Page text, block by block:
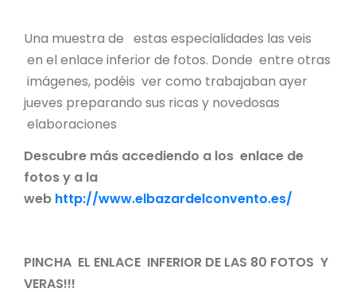
Una muestra de estas especialidades las veis
en el enlace inferior de fotos. Donde entre otras
imágenes, podéis ver como trabajaban ayer
jueves preparando sus ricas y novedosas
elaboraciones
Descubre más accediendo a los enlace de
fotos y a la
web http://www.elbazardelconvento.es/
PINCHA EL ENLACE INFERIOR DE LAS 80 FOTOS Y
VERAS!!!